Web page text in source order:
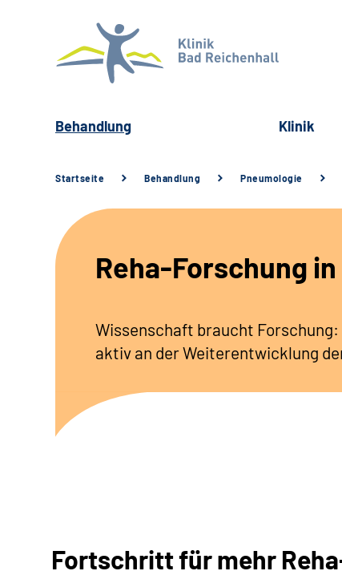
Behandlung Klinik
Startseite Behandlung Pneumologie
Reha-Forschung
Wissenschaft braucht
aktiv an der Weiterentwicklung
Fortschritt für mehr